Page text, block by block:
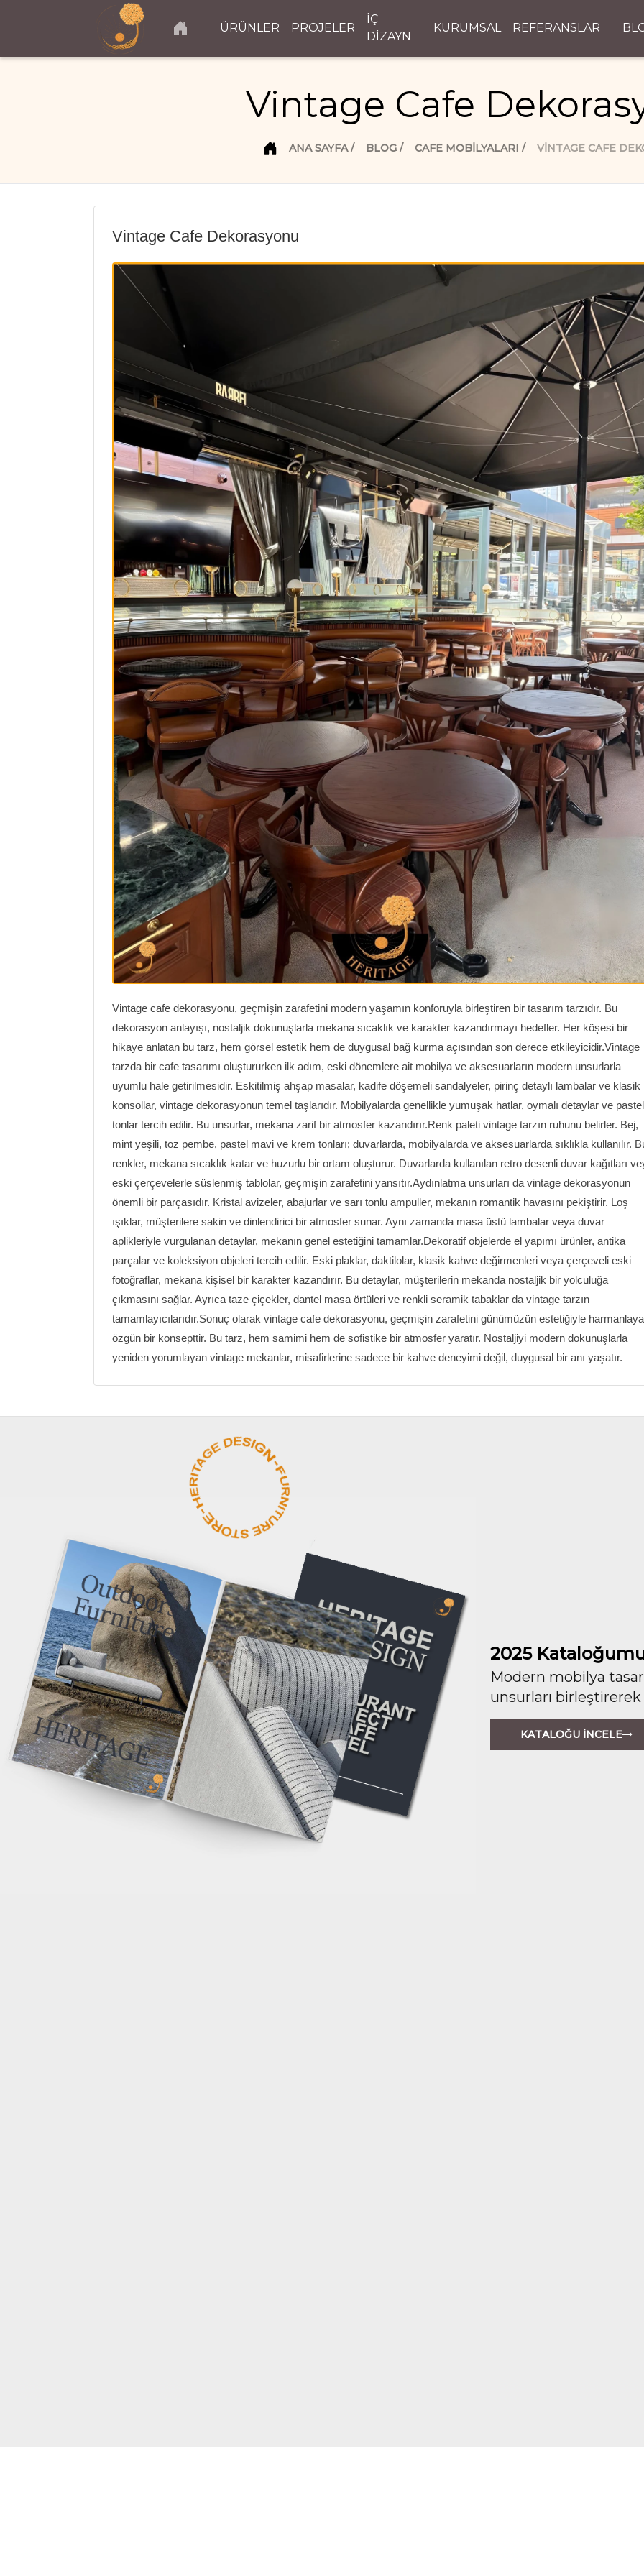
ÜRÜNLER PROJELER
İÇ
DİZAYN
KURUMSAL REFERANSLAR
Vintage Cafe
ANA SAYFA BLOG CAFE MOBİLYALARI VINTAGE CAFE
Vintage Cafe Dekorasyonu
Vintage cafe dekorasyonu, geçmişin zarafetini modern yaşamın konforuyla birleştiren bir tasarım tarzıdır. Bu
dekorasyon anlayışı, nostaljik dokunuşlarla mekana sıcaklık ve karakter kazandırmayı hedefler. Her köşesi bir
hikaye anlatan bu tarz, hem görsel estetik hem de duygusal bağ kurma açısından son derece etkileyicidir.Vintage
tarzda bir cafe tasarımı oluştururken ilk adım, eski dönemlere ait mobilya ve aksesuarların modern unsurlarla
uyumlu hale getirilmesidir. Eskitilmiş ahşap masalar, kadife döşemeli sandalyeler, pirinç detaylı lambalar ve klasik
konsollar, vintage dekorasyonun temel taşlarıdır. Mobilyalarda genellikle yumuşak hatlar, oymalı detaylar ve pastel
tonlar tercih edilir. Bu unsurlar, mekana zarif bir atmosfer kazandırır.Renk paleti vintage tarzın ruhunu belirler. Bej,
mint yeşili, toz pembe, pastel mavi ve krem tonları; duvarlarda, mobilyalarda ve aksesuarlarda sıklıkla kullanılır.
renkler, mekana sıcaklık katar ve huzurlu bir ortam oluşturur. Duvarlarda kullanılan retro desenli duvar kağıtları
eski çerçevelerle süslenmiş tablolar, geçmişin zarafetini yansıtır.Aydınlatma unsurları da vintage dekorasyonun
önemli bir parçasıdır. Kristal avizeler, abajurlar ve sarı tonlu ampuller, mekanın romantik havasını pekiştirir. Loş
ışıklar, müşterilere sakin ve dinlendirici bir atmosfer sunar. Aynı zamanda masa üstü lambalar veya duvar
aplikleriyle vurgulanan detaylar, mekanın genel estetiğini tamamlar.Dekoratif objelerde el yapımı ürünler, antika
parçalar ve koleksiyon objeleri tercih edilir. Eski plaklar, daktilolar, klasik kahve değirmenleri veya çerçeveli eski
fotoğraflar, mekana kişisel bir karakter kazandırır. Bu detaylar, müşterilerin mekanda nostaljik bir yolculuğa
çıkmasını sağlar. Ayrıca taze çiçekler, dantel masa örtüleri ve renkli seramik tabaklar da vintage tarzın
tamamlayıcılarıdır.Sonuç olarak vintage cafe dekorasyonu, geçmişin zarafetini günümüzün estetiğiyle
özgün bir konsepttir. Bu tarz, hem samimi hem de sofistike bir atmosfer yaratır. Nostaljiyi modern dokunuşlarla
yeniden yorumlayan vintage mekanlar, misafirlerine sadece bir kahve deneyimi değil, duygusal bir anı yaşatır.
2025
Modern mobilya
unsurları
KATALOĞU İNCELE